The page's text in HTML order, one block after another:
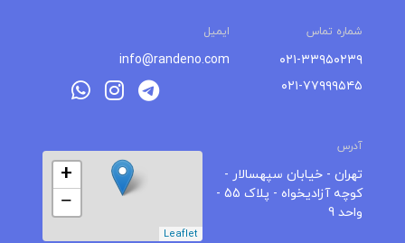
شماره تماس ایمیل
۰۲۱-۳۳۹۵۰۲۳۹
۰۲۱-۷۷۹۹۹۵۴۵
info@randeno.com
آدرس
تهران - خیابان سپهسالار -
کوچه آزادیخواه - پلاک 55 -
واحد 9
+
−
Leaflet